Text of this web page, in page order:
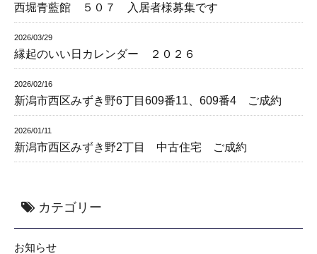
西堀青藍館 ５０７ 入居者様募集です
2026/03/29
縁起のいい日カレンダー ２０２６
2026/02/16
新潟市西区みずき野6丁目609番11、609番4 ご成約
2026/01/11
新潟市西区みずき野2丁目 中古住宅 ご成約
カテゴリー
お知らせ